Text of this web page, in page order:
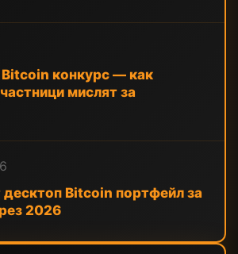
Bitcoin конкурс — как
мислят за
Bitcoin портфейл за
2026